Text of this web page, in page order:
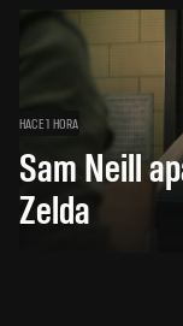
HACE 1 HORA
Sam Neill
Zelda